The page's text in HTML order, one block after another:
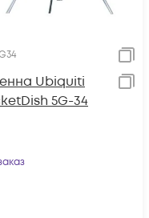
Ubiquiti
5G-34